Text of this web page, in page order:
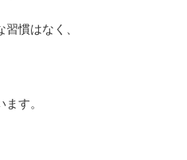
慣はなく、
す。